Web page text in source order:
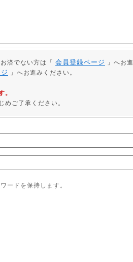
済でない方は「 会員登録ページ
」へお進
」へお進みください。
。
めご了承ください。
ードを保持します。